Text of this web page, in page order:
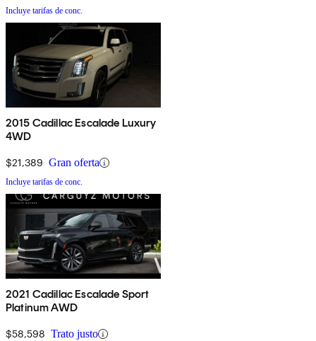
Incluye tarifas de conc.
2015 Cadillac Escalade Luxury
4WD
$21,389 Gran oferta
Incluye tarifas de conc.
2021 Cadillac Escalade Sport
Platinum AWD
$58,598 Trato justo